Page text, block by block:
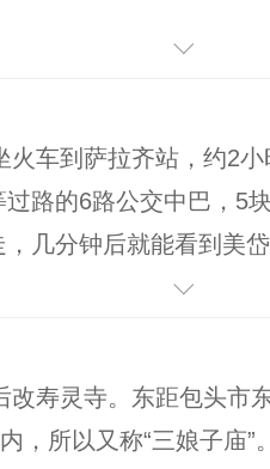
车到萨拉齐站，约2小
路的6路公交中巴，5
几分钟后就能看到美岱
寿灵寺。东距包头市
，所以又称“三娘子庙